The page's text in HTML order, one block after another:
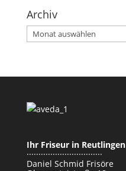
Archiv
Archiv
Ihr Friseur in Reutlingen
································
Daniel Schmid Frisöre